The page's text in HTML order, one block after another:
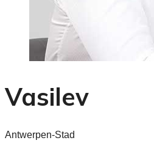
Vasilev
Antwerpen-Stad